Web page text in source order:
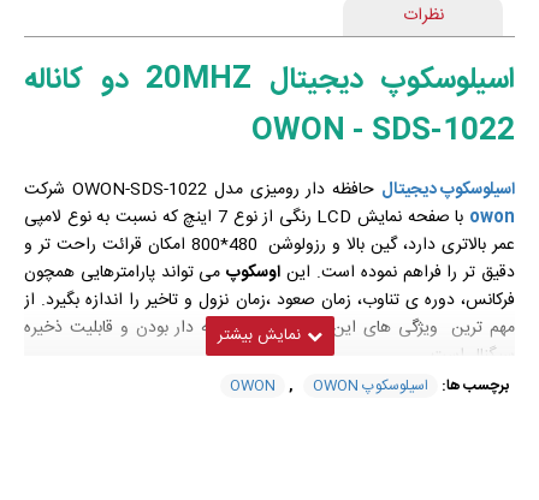
نظرات
اسیلوسکوپ دیجیتال 20MHZ دو کاناله
OWON - SDS-1022
اسیلوسکوپ دیجیتال حافظه دار رومیزی مدل OWON-SDS-1022 شرکت
owon
با صفحه نمایش LCD رنگی از نوع 7 اینچ که نسبت به نوع لامپی
عمر بالاتری دارد، گین بالا و رزولوشن 480*800 امکان قرائت راحت تر و
دقیق تر را فراهم نموده است. این اوسکوپمی تواند پارامترهایی همچون
فرکانس، دوره ی تناوب، زمان صعود ،زمان نزول و تاخیر را اندازه بگیرد. از
مهم ترین ویژگی های این اسیلوسکوپحافظه دار بودن و قابلیت ذخیره
سیگنال است.
ویژگی های فنی اسیلوسکوپ دیجیتال
برچسب ها: اسیلوسکوپ OWON ,
OWON